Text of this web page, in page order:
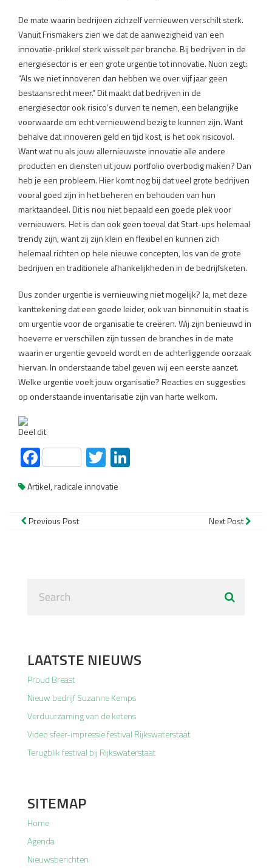
De mate waarin bedrijven zichzelf vernieuwen verschilt sterk.
Vanuit Frismakers zien we dat de aanwezigheid van een
innovatie-prikkel sterk wisselt per branche. Bij bedrijven in de
energiesector is er een grote urgentie tot innovatie. Nuon zegt:
“Als we niet innoveren dan hebben we over vijf jaar geen
bestaansrecht meer.” Dit maakt dat bedrijven in de
energiesector ook risico’s durven te nemen, een belangrijke
voorwaarde om echt vernieuwend bezig te kunnen zijn. Want
behalve dat innoveren geld en tijd kost, is het ook risicovol.
Want wat nu als jouw allernieuwste innovatie alle andere
producten en diensten uit jouw portfolio overbodig maken? Dan
heb je een probleem. Hier komt nog bij dat veel grote bedrijven
vooral goed zijn in het beheren en behouden van hun
marktaandeel. Dit is nou niet bepaald een goede plek voor
vernieuwers. Het is dan ook geen toeval dat Start-ups helemaal
trendy zijn, want zij zijn klein en flexibel en kunnen zich
helemaal richten op hele nieuwe concepten, los van de grote
bedrijven en traditionele afhankelijkheden in de bedrijfsketen.
Dus zonder urgentie is vernieuwing niet mogelijk? Ja, met deze
kanttekening dat een goede leider, ook van binnenuit in staat is
om urgentie voor de organisatie te creëren. Wij zijn benieuwd in
hoeverre er verschillen zijn tussen de branches in de mate
waarin er urgentie gevoeld wordt en de achterliggende oorzaak
hiervan. In onderstaande tabel geven wij een eerste aanzet.
Welke urgentie voelt jouw organisatie? Reacties en suggesties
op onderstaande inventarisatie zijn van harte welkom.
Deel dit
FacebookTwitter
Artikel,radicale innovatie
Previous Post Next Post
LAATSTE NIEUWS
Proud Breast
Nieuw bedrijf Suzanne Kemps
Verduurzaming van de ketens
Video sfeer-impressie festival Rijkswaterstaat
Terugblik festival bij Rijkswaterstaat
SITEMAP
Home
Agenda
Nieuwsberichten